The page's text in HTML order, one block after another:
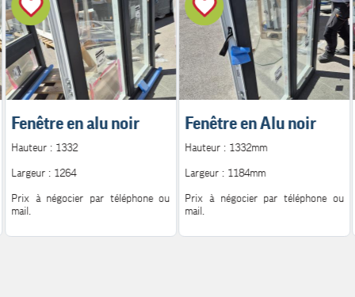
Fenêtre en alu noir
Hauteur : 1332
Largeur : 1264
Prix à négocier par téléphone ou
mail.
Pour plus d'information.
Fenêtre en Alu noir
Hauteur : 1332mm
Largeur : 1184mm
Prix à négocier par téléphone ou
mail.
Pour plus d'information.